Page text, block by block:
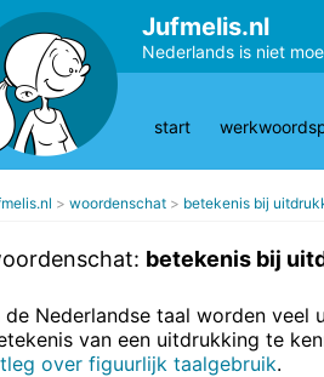
Jufmelis.nl
Nederlands is niet
start
woordenschat betekenis bij
betekenis bij
de Nederlandse taal worden
van een uitdrukking te
over figuurlijk taalgebruik.